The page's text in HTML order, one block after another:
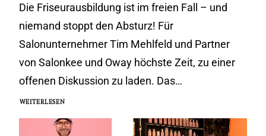
Die Friseurausbildung ist im freien Fall – und
niemand stoppt den Absturz! Für
Salonunternehmer Tim Mehlfeld und Partner
von Salonkee und Oway höchste Zeit, zu einer
offenen Diskussion zu laden. Das…
WEITERLESEN